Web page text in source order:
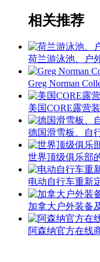
相关推荐
荷兰游泳池、户
Greg Norman
美国CORE露营
德国滑雪板、自
世界顶级俱乐部
电动自行车重新
加拿大户外装备
阿森纳官方在线